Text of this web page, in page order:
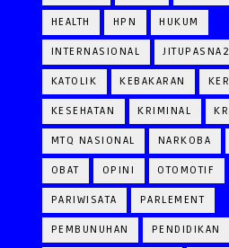
HEALTH HPN HUKUM
INTERNASIONAL
KATOLIK KEBAKARAN
KESEHATAN KRIMINAL
MTQ NASIONAL NARKOBA
OBAT OPINI OTOMOTIF
PARIWISATA PARLEMENT
PEMBUNUHAN PENDIDIKAN